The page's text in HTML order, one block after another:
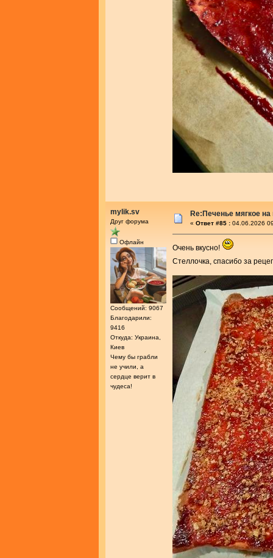
mylik.sv
Друг форума
Офлайн
Сообщений: 9067
Благодарили:
9416
Откуда: Украина,
Киев
Чему бы грабли
не учили, а
сердце верит в
чудеса!
Re:Печенье мягкое
« Ответ #85 : 04.06.2026
Очень вкусно!
Стеллочка, спасибо за